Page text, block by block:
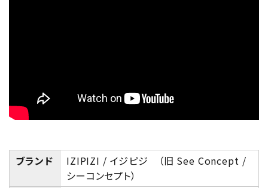
ブランド
IZIPIZI / イジピジ （旧 See Concept /
シーコンセプト）